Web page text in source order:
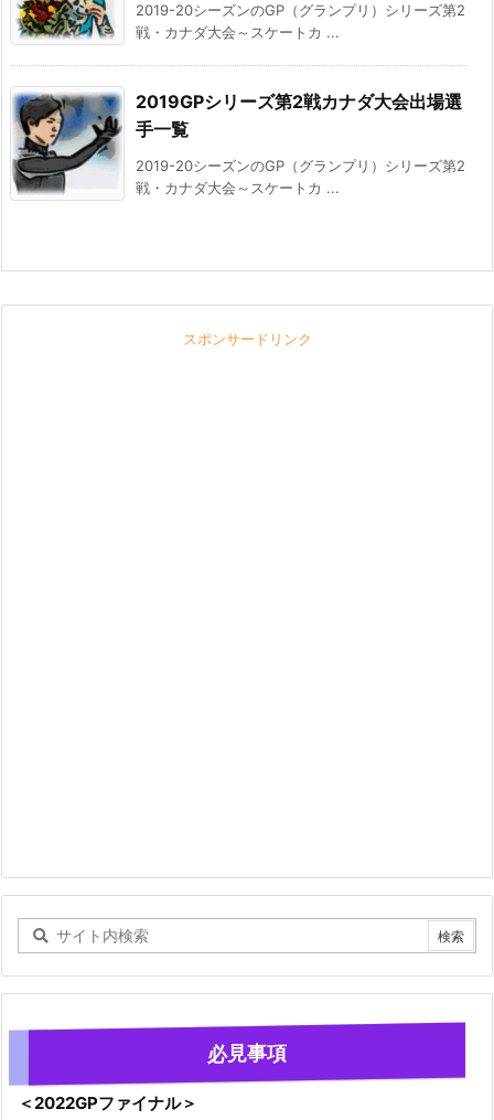
2019-20シーズンのGP（グランプリ）シリーズ第2
戦・カナダ大会～スケートカ ...
2019GPシリーズ第2戦カナダ大会出場選
手一覧
2019-20シーズンのGP（グランプリ）シリーズ第2
戦・カナダ大会～スケートカ ...
スポンサードリンク
必見事項
＜2022GPファイナル＞